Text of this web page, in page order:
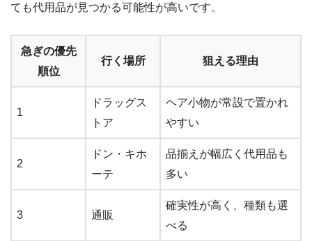
ても代用品が見つかる可能性が高いです。
急ぎの優先
順位
行く場所 狙える理由
1
ドラッグス
トア
ヘア小物が常設で置かれ
やすい
2
ドン・キホ
ーテ
品揃えが幅広く代用品も
多い
3 通販
確実性が高く、種類も選
べる